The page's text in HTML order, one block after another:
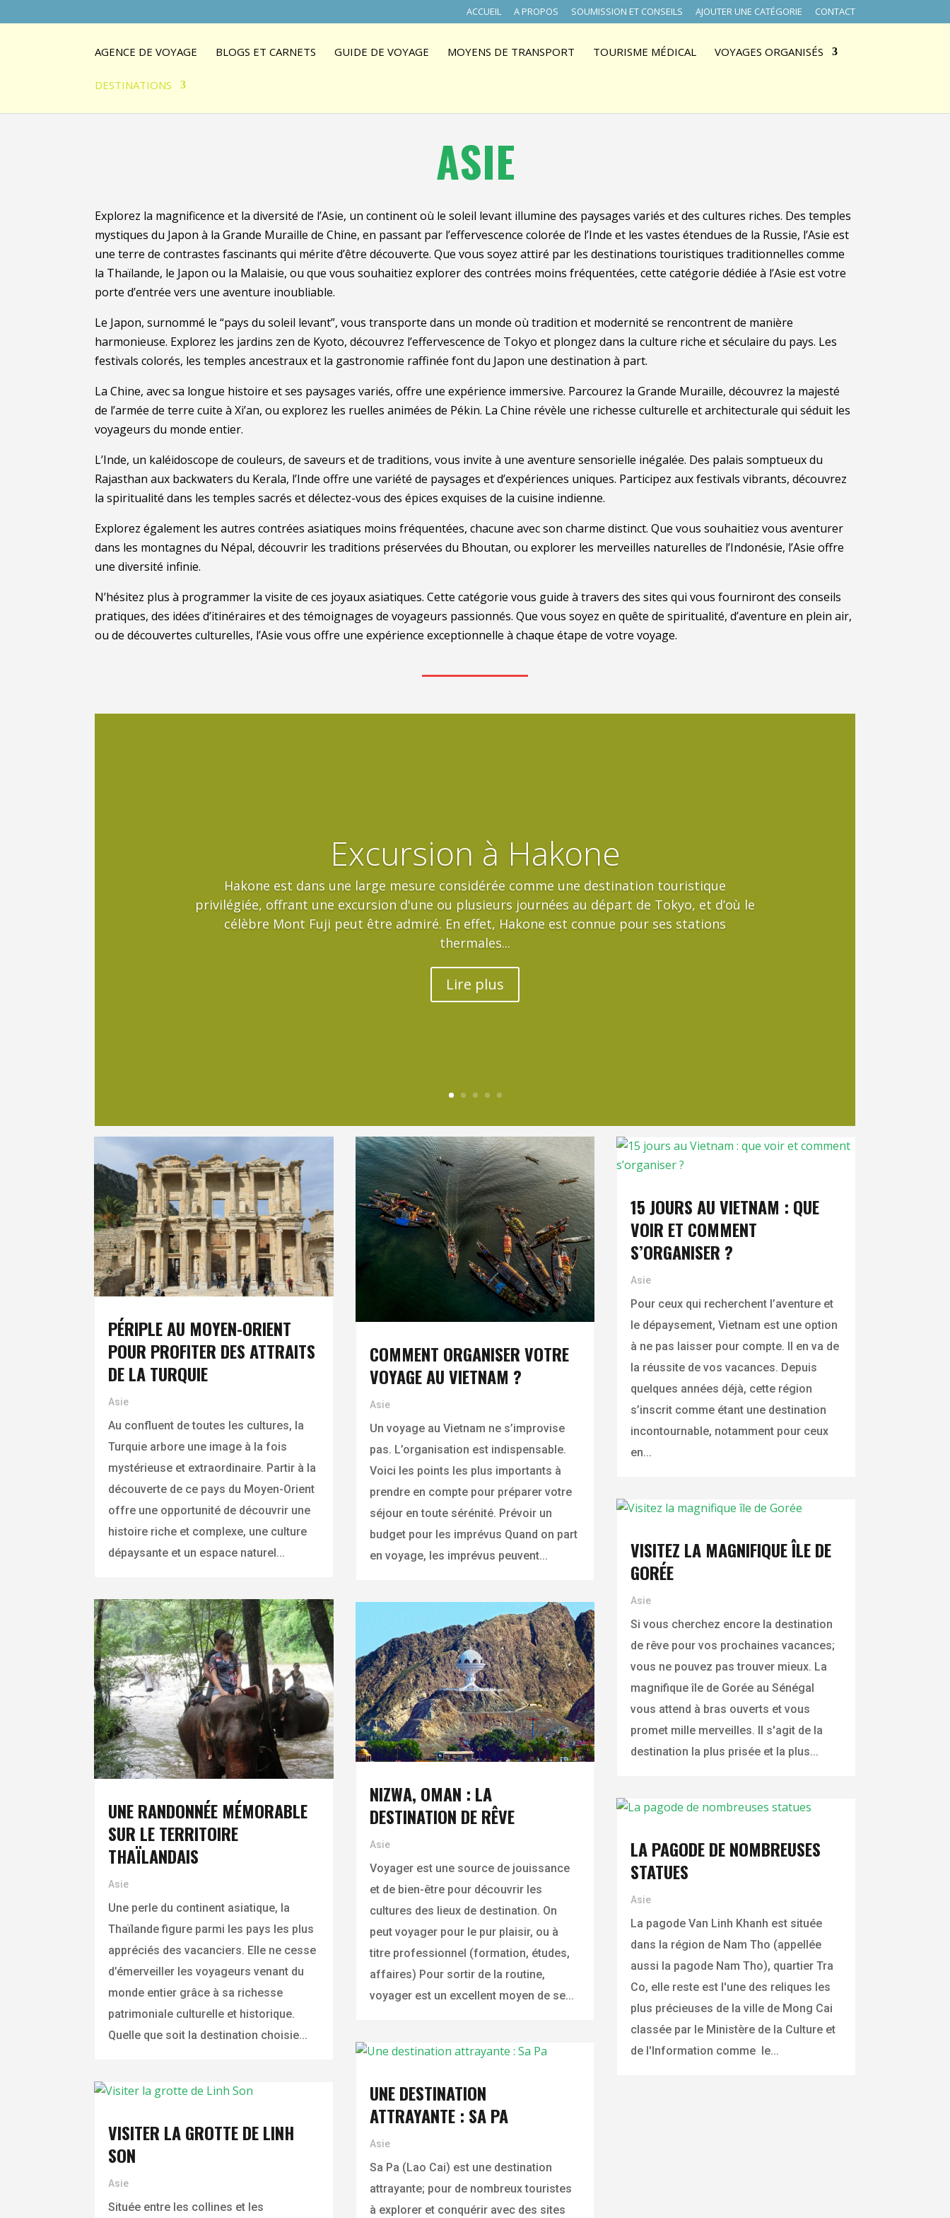
ACCUEIL A PROPOS SOUMISSION ET CONSEILS AJOUTER UNE CATÉGORIE CONTACT
AGENCE DE VOYAGE BLOGS ET CARNETS GUIDE DE VOYAGE MOYENS DE TRANSPORT TOURISME MÉDICAL VOYAGES ORGANISÉS
DESTINATIONS
ASIE
Explorez la magnificence et la diversité de l’Asie, un continent où le soleil levant illumine des paysages variés et des cultures riches. Des temples
mystiques du Japon à la Grande Muraille de Chine, en passant par l’effervescence colorée de l’Inde et les vastes étendues de la Russie, l’Asie est
une terre de contrastes fascinants qui mérite d’être découverte. Que vous soyez attiré par les destinations touristiques traditionnelles comme
la Thaïlande, le Japon ou la Malaisie, ou que vous souhaitiez explorer des contrées moins fréquentées, cette catégorie dédiée à l’Asie est votre
porte d’entrée vers une aventure inoubliable.
Le Japon, surnommé le “pays du soleil levant”, vous transporte dans un monde où tradition et modernité se rencontrent de manière
harmonieuse. Explorez les jardins zen de Kyoto, découvrez l’effervescence de Tokyo et plongez dans la culture riche et séculaire du pays. Les
festivals colorés, les temples ancestraux et la gastronomie raffinée font du Japon une destination à part.
La Chine, avec sa longue histoire et ses paysages variés, offre une expérience immersive. Parcourez la Grande Muraille, découvrez la majesté
de l’armée de terre cuite à Xi’an, ou explorez les ruelles animées de Pékin. La Chine révèle une richesse culturelle et architecturale qui séduit les
voyageurs du monde entier.
L’Inde, un kaléidoscope de couleurs, de saveurs et de traditions, vous invite à une aventure sensorielle inégalée. Des palais somptueux du
Rajasthan aux backwaters du Kerala, l’Inde offre une variété de paysages et d’expériences uniques. Participez aux festivals vibrants, découvrez
la spiritualité dans les temples sacrés et délectez-vous des épices exquises de la cuisine indienne.
Explorez également les autres contrées asiatiques moins fréquentées, chacune avec son charme distinct. Que vous souhaitiez vous aventurer
dans les montagnes du Népal, découvrir les traditions préservées du Bhoutan, ou explorer les merveilles naturelles de l’Indonésie, l’Asie offre
une diversité infinie.
N’hésitez plus à programmer la visite de ces joyaux asiatiques. Cette catégorie vous guide à travers des sites qui vous fourniront des conseils
pratiques, des idées d’itinéraires et des témoignages de voyageurs passionnés. Que vous soyez en quête de spiritualité, d’aventure en plein air,
ou de découvertes culturelles, l’Asie vous offre une expérience exceptionnelle à chaque étape de votre voyage.
Excursion à Hakone
Hakone est dans une large mesure considérée comme une destination touristique
privilégiée, offrant une excursion d'une ou plusieurs journées au départ de Tokyo, et d’où le
célèbre Mont Fuji peut être admiré. En effet, Hakone est connue pour ses stations
thermales...
Lire plus
PÉRIPLE AU MOYEN-ORIENT
POUR PROFITER DES ATTRAITS
DE LA TURQUIE
Asie
Au confluent de toutes les cultures, la
Turquie arbore une image à la fois
mystérieuse et extraordinaire. Partir à la
découverte de ce pays du Moyen-Orient
offre une opportunité de découvrir une
histoire riche et complexe, une culture
dépaysante et un espace naturel...
UNE RANDONNÉE MÉMORABLE
SUR LE TERRITOIRE
THAÏLANDAIS
Asie
Une perle du continent asiatique, la
Thaïlande figure parmi les pays les plus
appréciés des vacanciers. Elle ne cesse
d’émerveiller les voyageurs venant du
monde entier grâce à sa richesse
patrimoniale culturelle et historique.
Quelle que soit la destination choisie...
VISITER LA GROTTE DE LINH
SON
Asie
Située entre les collines et les
COMMENT ORGANISER VOTRE
VOYAGE AU VIETNAM ?
Asie
Un voyage au Vietnam ne s’improvise
pas. L’organisation est indispensable.
Voici les points les plus importants à
prendre en compte pour préparer votre
séjour en toute sérénité. Prévoir un
budget pour les imprévus Quand on part
en voyage, les imprévus peuvent...
NIZWA, OMAN : LA
DESTINATION DE RÊVE
Asie
Voyager est une source de jouissance
et de bien-être pour découvrir les
cultures des lieux de destination. On
peut voyager pour le pur plaisir, ou à
titre professionnel (formation, études,
affaires) Pour sortir de la routine,
voyager est un excellent moyen de se...
UNE DESTINATION
ATTRAYANTE : SA PA
Asie
Sa Pa (Lao Cai) est une destination
attrayante; pour de nombreux touristes
à explorer et conquérir avec des sites
15 JOURS AU VIETNAM : QUE
VOIR ET COMMENT
S’ORGANISER ?
Asie
Pour ceux qui recherchent l’aventure et
le dépaysement, Vietnam est une option
à ne pas laisser pour compte. Il en va de
la réussite de vos vacances. Depuis
quelques années déjà, cette région
s’inscrit comme étant une destination
incontournable, notamment pour ceux
en...
VISITEZ LA MAGNIFIQUE ÎLE DE
GORÉE
Asie
Si vous cherchez encore la destination
de rêve pour vos prochaines vacances;
vous ne pouvez pas trouver mieux. La
magnifique île de Gorée au Sénégal
vous attend à bras ouverts et vous
promet mille merveilles. Il s'agit de la
destination la plus prisée et la plus...
LA PAGODE DE NOMBREUSES
STATUES
Asie
La pagode Van Linh Khanh est située
dans la région de Nam Tho (appellée
aussi la pagode Nam Tho), quartier Tra
Co, elle reste est l'une des reliques les
plus précieuses de la ville de Mong Cai
classée par le Ministère de la Culture et
de l'Information comme le...